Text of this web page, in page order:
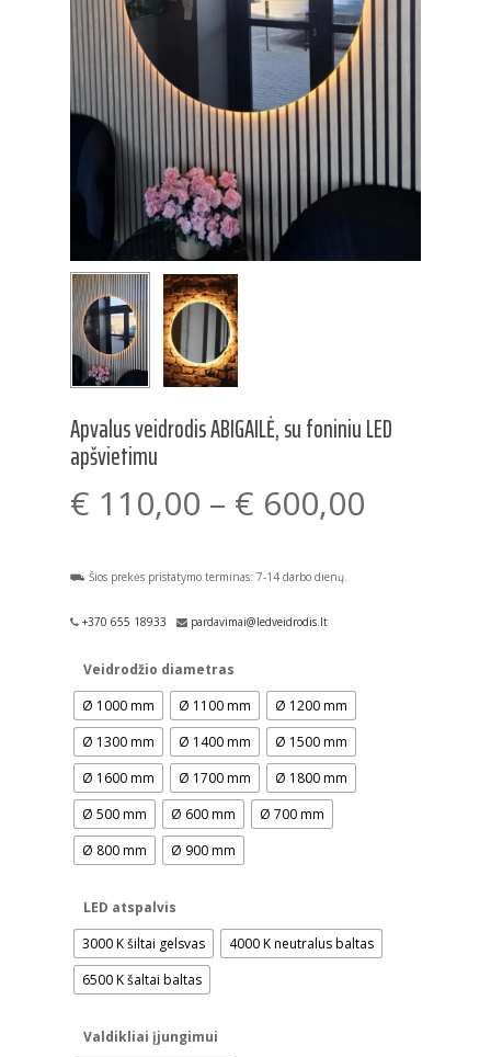
Apvalus veidrodis ABIGAILĖ, su foniniu LED
apšvietimu
€ 110,00 – € 600,00
⛟ Šios prekės pristatymo terminas: 7-14 darbo dienų.
+370 655 18933 pardavimai@ledveidrodis.lt
Veidrodžio diametras
Ø 1000 mm
Ø 1100 mm
Ø 1200 mm
Ø 1300 mm
Ø 1400 mm
Ø 1500 mm
Ø 1600 mm
Ø 1700 mm
Ø 1800 mm
Ø 500 mm
Ø 600 mm
Ø 700 mm
Ø 800 mm
Ø 900 mm
LED atspalvis
3000 K šiltai gelsvas
4000 K neutralus baltas
6500 K šaltai baltas
Valdikliai įjungimui